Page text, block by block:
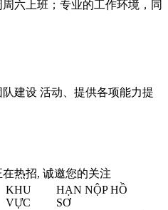
六上班；专业的工作环境，同
建设 活动、提供各项能力提
热招, 诚邀您的关注
KHU
VỰC
HẠN NỘP HỒ
SƠ